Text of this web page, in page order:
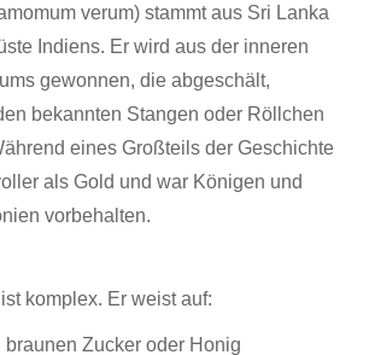
verum) stammt aus Sri Lanka
Indiens. Er wird aus der inneren
gewonnen, die abgeschält,
bekannten Stangen oder Röllchen
eines Großteils der Geschichte
als Gold und war Königen und
vorbehalten.
komplex. Er weist auf:
braunen Zucker oder Honig